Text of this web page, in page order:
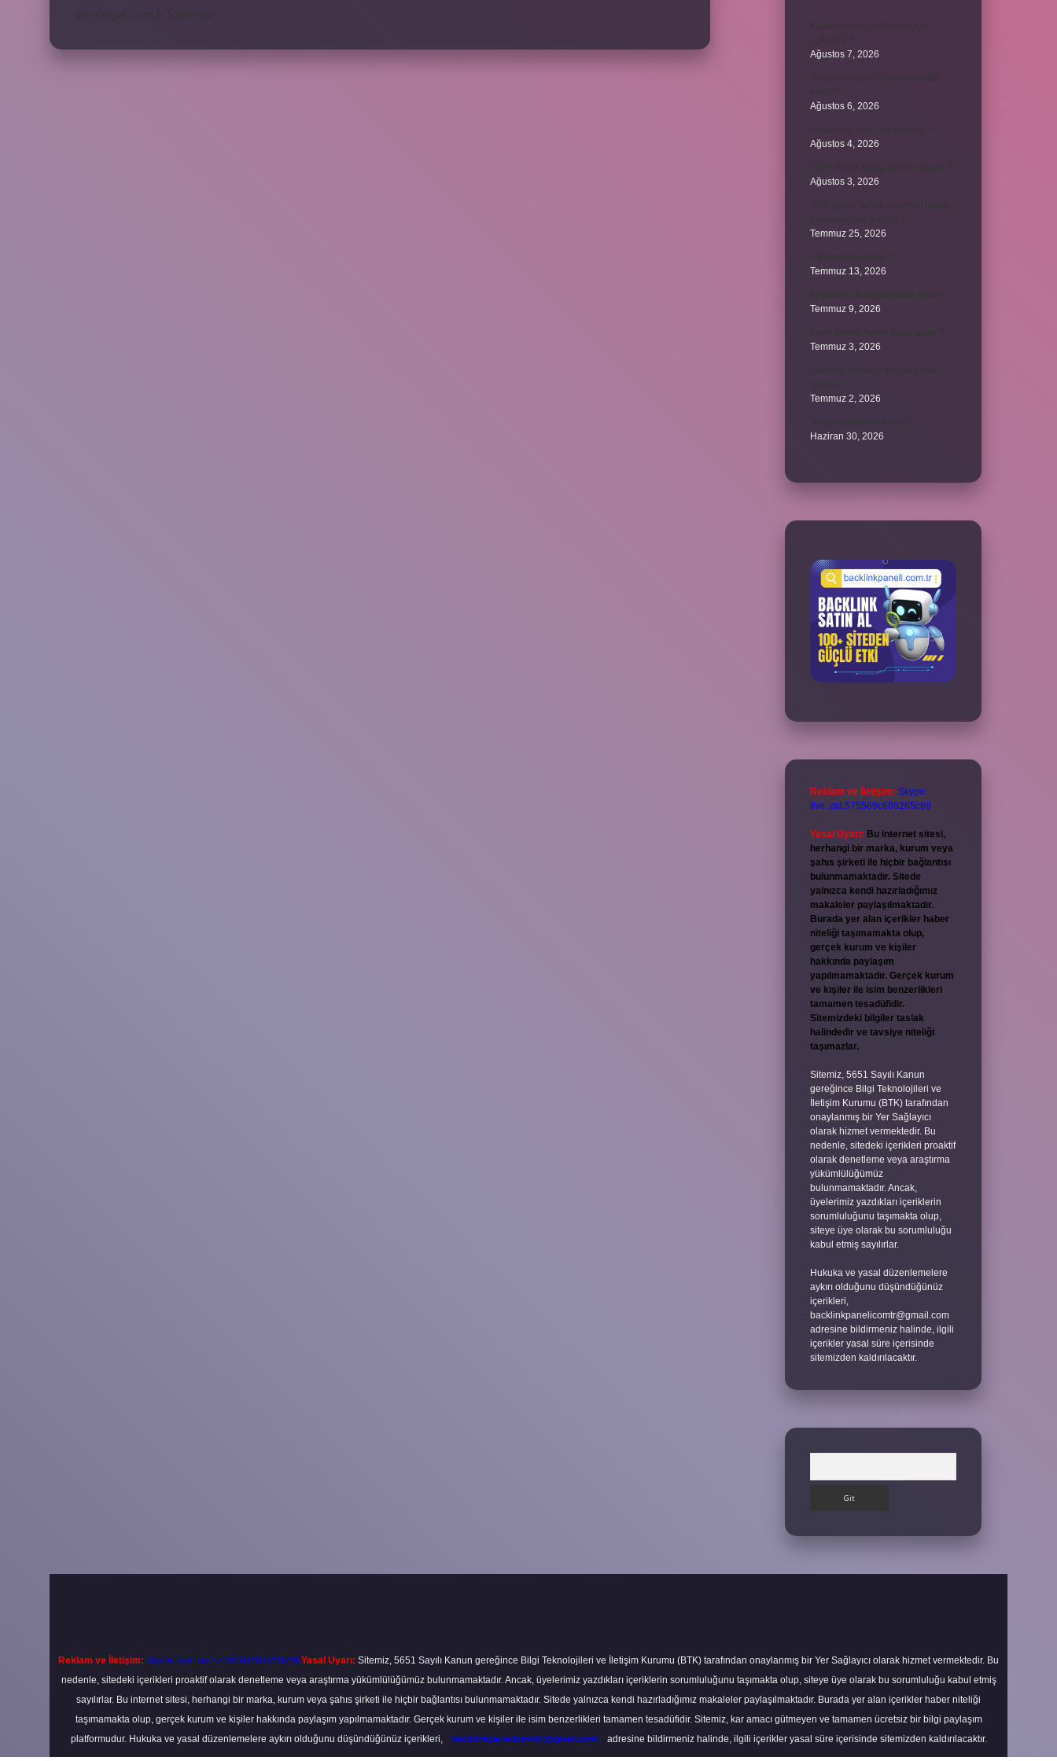
Ağustos 7, 2026
Ağustos 6, 2026
Ağustos 4, 2026
Ağustos 3, 2026
Temmuz 25, 2026
Temmuz 13, 2026
Temmuz 9, 2026
Temmuz 3, 2026
Temmuz 2, 2026
Haziran 30, 2026
Reklam ve İletişim: Skype:
live:.cid.575569c608265c69
Yasal Uyarı: Bu internet sitesi,
herhangi bir marka, kurum veya
şahıs şirketi ile hiçbir bağlantısı
bulunmamaktadır. Sitede
yalnızca kendi hazırladığımız
makaleler paylaşılmaktadır.
Burada yer alan içerikler haber
niteliği taşımamakta olup,
gerçek kurum ve kişiler
hakkında paylaşım
yapılmamaktadır. Gerçek kurum
ve kişiler ile isim benzerlikleri
tamamen tesadüfidir.
Sitemizdeki bilgiler taslak
halindedir ve tavsiye niteliği
taşımazlar.
Sitemiz, 5651 Sayılı Kanun
gereğince Bilgi Teknolojileri ve
İletişim Kurumu (BTK) tarafından
onaylanmış bir Yer Sağlayıcı
olarak hizmet vermektedir. Bu
nedenle, sitedeki içerikleri proaktif
olarak denetleme veya araştırma
yükümlülüğümüz
bulunmamaktadır. Ancak,
üyelerimiz yazdıkları içeriklerin
sorumluluğunu taşımakta olup,
siteye üye olarak bu sorumluluğu
kabul etmiş sayılırlar.
Hukuka ve yasal düzenlemelere
aykırı olduğunu düşündüğünüz
içerikleri,
backlinkpanelicomtr@gmail.com
adresine bildirmeniz halinde, ilgili
içerikler yasal süre içerisinde
sitemizden kaldırılacaktır.
Reklam ve İletişim: Skype: live:.cid.575569c608265c69 Yasal Uyarı: Sitemiz, 5651 Sayılı Kanun gereğince Bilgi Teknolojileri ve İletişim Kurumu (BTK) tarafından onaylanmış bir Yer Sağlayıcı olarak hizmet vermektedir. Bu
nedenle, sitedeki içerikleri proaktif olarak denetleme veya araştırma yükümlülüğümüz bulunmamaktadır. Ancak, üyelerimiz yazdıkları içeriklerin sorumluluğunu taşımakta olup, siteye üye olarak bu sorumluluğu kabul etmiş
sayılırlar. Bu internet sitesi, herhangi bir marka, kurum veya şahıs şirketi ile hiçbir bağlantısı bulunmamaktadır. Sitede yalnızca kendi hazırladığımız makaleler paylaşılmaktadır. Burada yer alan içerikler haber niteliği
taşımamakta olup, gerçek kurum ve kişiler hakkında paylaşım yapılmamaktadır. Gerçek kurum ve kişiler ile isim benzerlikleri tamamen tesadüfidir. Sitemiz, kar amacı gütmeyen ve tamamen ücretsiz bir bilgi paylaşım
platformudur. Hukuka ve yasal düzenlemelere aykırı olduğunu düşündüğünüz içerikleri,
backlinkpanelicomtr@gmail.com adresine bildirmeniz halinde, ilgili içerikler yasal süre içerisinde sitemizden kaldırılacaktır.